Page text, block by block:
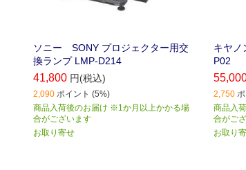
ソニー SONY プロジェクター用交
換ランプ LMP-D214
41,800 円(税込)
2,090 ポイント (5%)
商品入荷後のお届け ※1か月以上かかる場
合がございます
お取り寄せ
キヤ
P02
2,750
商品入
合がご
お取り